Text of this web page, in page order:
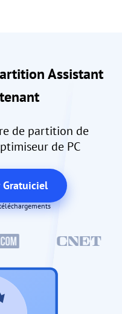
Assistant
de partition de
de PC
Gratuiciel